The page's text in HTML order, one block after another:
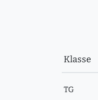
Klasse
TG